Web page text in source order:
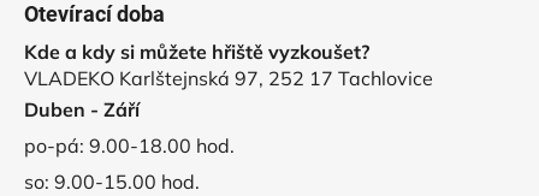
Otevírací doba
Kde a kdy si můžete hřiště vyzkoušet?
VLADEKO Karlštejnská 97, 252 17 Tachlovice
Duben - Září
po-pá: 9.00-18.00 hod.
so: 9.00-15.00 hod.